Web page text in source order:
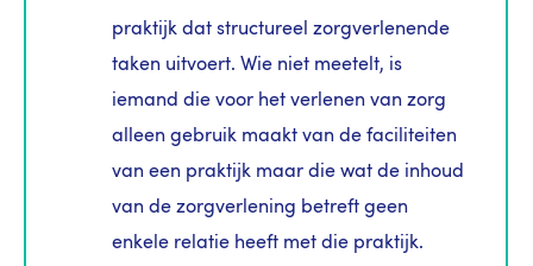
praktijk dat structureel zorgverlenende
taken uitvoert. Wie niet meetelt, is
iemand die voor het verlenen van zorg
alleen gebruik maakt van de faciliteiten
van een praktijk maar die wat de inhoud
van de zorgverlening betreft geen
enkele relatie heeft met die praktijk.